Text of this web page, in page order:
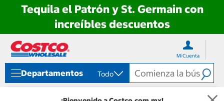
Tequila el Patrón y St. Germain con
increíbles descuentos
directo
contenido
directo
menú
navegación
Mi Cuenta
Departamentos Todo